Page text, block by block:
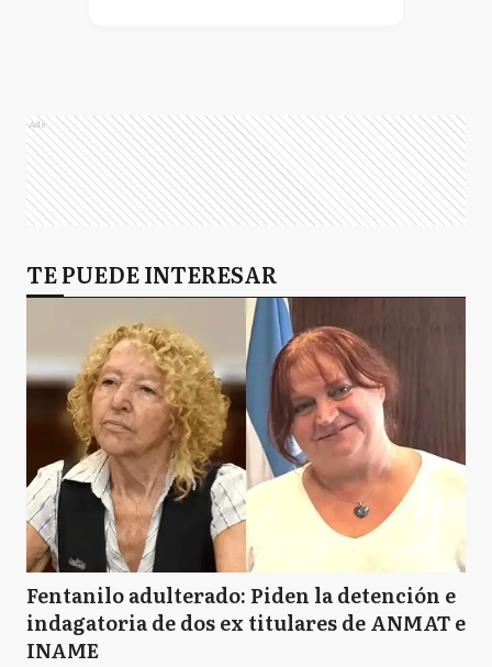
Ads
TE PUEDE INTERESAR
Fentanilo adulterado: Piden la detención e
indagatoria de dos ex titulares de ANMAT e
INAME